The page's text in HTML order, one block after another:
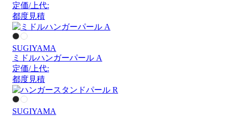
定価/上代:
都度見積
SUGIYAMA
ミドルハンガーパール A
定価/上代:
都度見積
SUGIYAMA